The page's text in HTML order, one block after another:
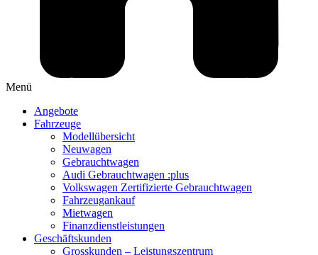
Menü
Angebote
Fahrzeuge
Modellübersicht
Neuwagen
Gebrauchtwagen
Audi Gebrauchtwagen :plus
Volkswagen Zertifizierte Gebrauchtwagen
Fahrzeugankauf
Mietwagen
Finanzdienstleistungen
Geschäftskunden
Grosskunden – Leistungszentrum